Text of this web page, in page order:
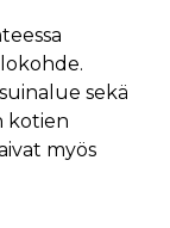
sekä
kotien
myös